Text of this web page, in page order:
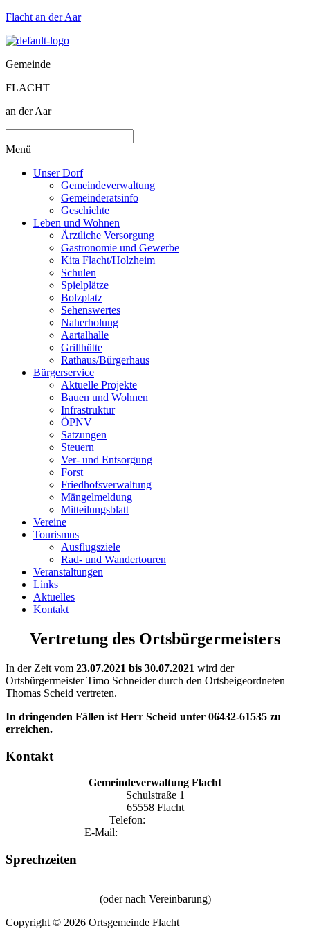
Flacht an der Aar
Gemeinde
FLACHT
an der Aar
Menü
Unser Dorf
Gemeindeverwaltung
Gemeinderatsinfo
Geschichte
Leben und Wohnen
Ärztliche Versorgung
Gastronomie und Gewerbe
Kita Flacht/Holzheim
Schulen
Spielplätze
Bolzplatz
Sehenswertes
Naherholung
Aartalhalle
Grillhütte
Rathaus/Bürgerhaus
Bürgerservice
Aktuelle Projekte
Bauen und Wohnen
Infrastruktur
ÖPNV
Satzungen
Steuern
Ver- und Entsorgung
Forst
Friedhofsverwaltung
Mängelmeldung
Mitteilungsblatt
Vereine
Tourismus
Ausflugsziele
Rad- und Wandertouren
Veranstaltungen
Links
Aktuelles
Kontakt
Vertretung des Ortsbürgermeisters
In der Zeit vom 23.07.2021 bis 30.07.2021 wird der
Ortsbürgermeister Timo Schneider durch den Ortsbeigeordneten
Thomas Scheid vertreten.
In dringenden Fällen ist Herr Scheid unter 06432-61535 zu
erreichen.
Kontakt
Gemeindeverwaltung Flacht
Schulstraße 1
65558 Flacht
Telefon:
E-Mail:
Sprechzeiten
(oder nach Vereinbarung)
Copyright © 2026 Ortsgemeinde Flacht